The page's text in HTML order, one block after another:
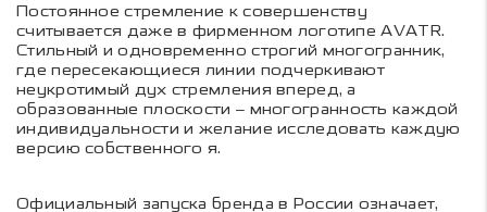
Постоянное стремление к совершенству
считывается даже в фирменном логотипе AVATR.
Стильный и одновременно строгий многогранник,
где пересекающиеся линии подчеркивают
неукротимый дух стремления вперед, а
образованные плоскости – многогранность каждой
индивидуальности и желание исследовать каждую
версию собственного я.
Официальный запуска бренда в России означает,